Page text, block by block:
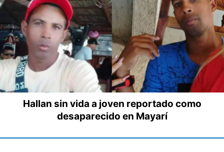
Hallan sin vida a joven reportado como
desaparecido en Mayarí